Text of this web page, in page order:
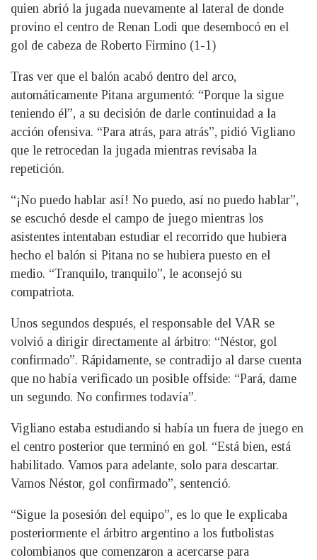
quien abrió la jugada nuevamente al lateral de donde
provino el centro de Renan Lodi que desembocó en el
gol de cabeza de Roberto Firmino (1-1)
Tras ver que el balón acabó dentro del arco,
automáticamente Pitana argumentó: “Porque la sigue
teniendo él”, a su decisión de darle continuidad a la
acción ofensiva. “Para atrás, para atrás”, pidió Vigliano
que le retrocedan la jugada mientras revisaba la
repetición.
“¡No puedo hablar así! No puedo, así no puedo hablar”,
se escuchó desde el campo de juego mientras los
asistentes intentaban estudiar el recorrido que hubiera
hecho el balón si Pitana no se hubiera puesto en el
medio. “Tranquilo, tranquilo”, le aconsejó su
compatriota.
Unos segundos después, el responsable del VAR se
volvió a dirigir directamente al árbitro: “Néstor, gol
confirmado”. Rápidamente, se contradijo al darse cuenta
que no había verificado un posible offside: “Pará, dame
un segundo. No confirmes todavía”.
Vigliano estaba estudiando si había un fuera de juego en
el centro posterior que terminó en gol. “Está bien, está
habilitado. Vamos para adelante, solo para descartar.
Vamos Néstor, gol confirmado”, sentenció.
“Sigue la posesión del equipo”, es lo que le explicaba
posteriormente el árbitro argentino a los futbolistas
colombianos que comenzaron a acercarse para